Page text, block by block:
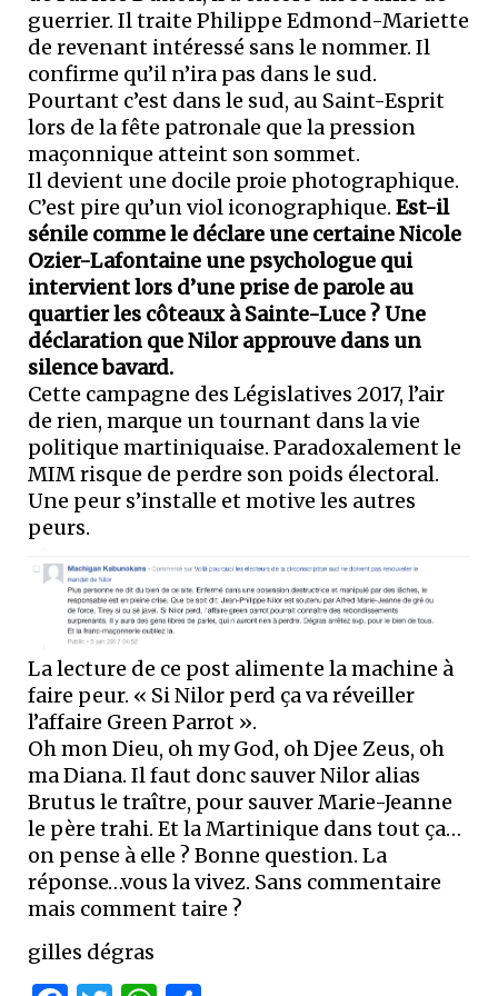
guerrier. Il traite Philippe Edmond-Mariette
de revenant intéressé sans le nommer. Il
confirme qu’il n’ira pas dans le sud.
Pourtant c’est dans le sud, au Saint-Esprit
lors de la fête patronale que la pression
maçonnique atteint son sommet.
Il devient une docile proie photographique.
C’est pire qu’un viol iconographique. Est-il
sénile comme le déclare une certaine Nicole
Ozier-Lafontaine une psychologue qui
intervient lors d’une prise de parole au
quartier les côteaux à Sainte-Luce ? Une
déclaration que Nilor approuve dans un
silence bavard.
Cette campagne des Législatives 2017, l’air
de rien, marque un tournant dans la vie
politique martiniquaise. Paradoxalement le
MIM risque de perdre son poids électoral.
Une peur s’installe et motive les autres
peurs.
La lecture de ce post alimente la machine à
faire peur. « Si Nilor perd ça va réveiller
l’affaire Green Parrot ».
Oh mon Dieu, oh my God, oh Djee Zeus, oh
ma Diana. Il faut donc sauver Nilor alias
Brutus le traître, pour sauver Marie-Jeanne
le père trahi. Et la Martinique dans tout ça…
on pense à elle ? Bonne question. La
réponse…vous la vivez. Sans commentaire
mais comment taire ?
gilles dégras